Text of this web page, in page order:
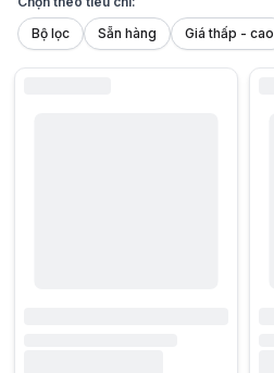
Bộ lọc
Sẵn hàng Giá thấp - cao